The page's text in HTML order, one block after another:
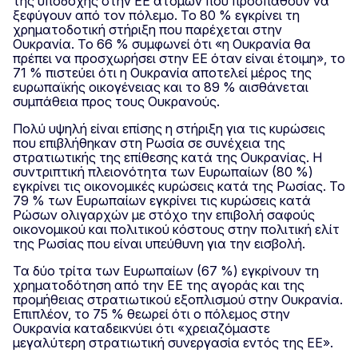
ξεφύγουν από τον πόλεμο. Το 80 % εγκρίνει τη
χρηματοδοτική στήριξη που παρέχεται στην
Ουκρανία. Το 66 % συμφωνεί ότι «η Ουκρανία θα
πρέπει να προσχωρήσει στην ΕΕ όταν είναι έτοιμη», το
71 % πιστεύει ότι η Ουκρανία αποτελεί μέρος της
ευρωπαϊκής οικογένειας και το 89 % αισθάνεται
συμπάθεια προς τους Ουκρανούς.
Πολύ υψηλή είναι επίσης η στήριξη για τις κυρώσεις
που επιβλήθηκαν στη Ρωσία σε συνέχεια της
στρατιωτικής της επίθεσης κατά της Ουκρανίας. Η
συντριπτική πλειονότητα των Ευρωπαίων (80 %)
εγκρίνει τις οικονομικές κυρώσεις κατά της Ρωσίας. Το
79 % των Ευρωπαίων εγκρίνει τις κυρώσεις κατά
Ρώσων ολιγαρχών με στόχο την επιβολή σαφούς
οικονομικού και πολιτικού κόστους στην πολιτική ελίτ
της Ρωσίας που είναι υπεύθυνη για την εισβολή.
Τα δύο τρίτα των Ευρωπαίων (67 %) εγκρίνουν τη
χρηματοδότηση από την ΕΕ της αγοράς και της
προμήθειας στρατιωτικού εξοπλισμού στην Ουκρανία.
Επιπλέον, το 75 % θεωρεί ότι ο πόλεμος στην
Ουκρανία καταδεικνύει ότι «χρειαζόμαστε
μεγαλύτερη στρατιωτική συνεργασία εντός της ΕΕ».